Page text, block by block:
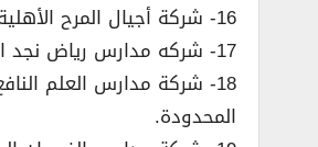
16- شركة أجيال المرح الأهلية.
17- شركه مدارس رياض نجد الاهليه.
18- شركة مدارس العلم
المحدودة.